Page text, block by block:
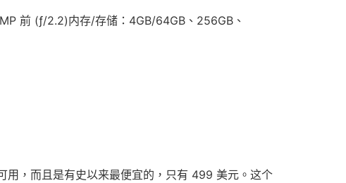
前 (ƒ/2.2)内存/存储：4GB/64GB、256GB、
用，而且是有史以来最便宜的，只有 499 美元。这个